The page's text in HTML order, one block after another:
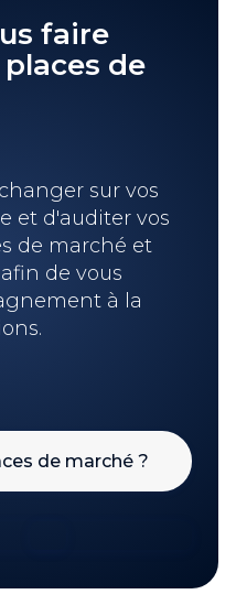
faire
de
sur vos
et d'auditer vos
de marché et
de vous
à la
de marché ?